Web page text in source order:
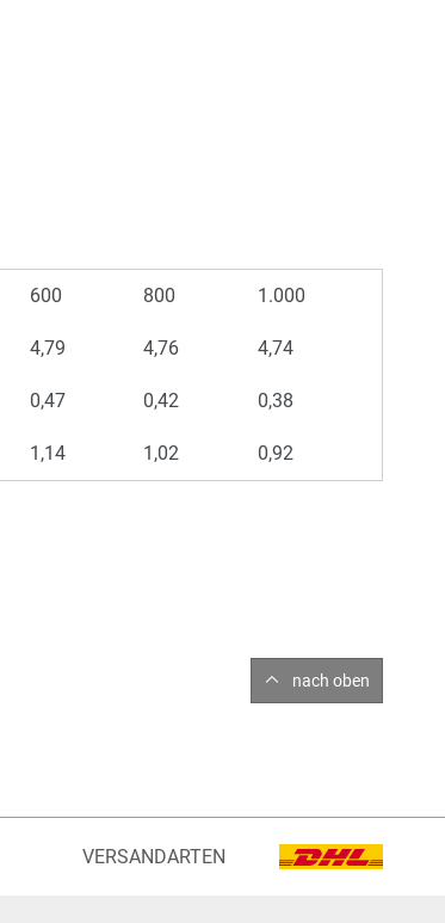
600 800 1.000
4,79 4,76 4,74
0,47 0,42 0,38
1,14 1,02 0,92
nach oben
VERSANDARTEN